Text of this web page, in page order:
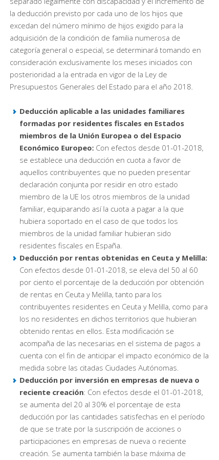
la deducción previsto por cada uno de los hijos que
excedan del número mínimo de hijos exigido para la
adquisición de la condición de familia numerosa de
categoría general o especial, se determinará tomando en
consideración exclusivamente los meses iniciados con
posterioridad a la entrada en vigor de la Ley de
Presupuestos Generales del Estado para el año 2018.
Deducción aplicable a las unidades familiares
formadas por residentes fiscales en Estados
miembros de la Unión Europea o del Espacio
Económico Europeo: Con efectos desde 01-01-2018,
se establece una deducción en cuota a favor de
aquellos contribuyentes que no pueden presentar
declaración conjunta por residir en otro estado
miembro de la UE los otros miembros de la unidad
familiar, equiparando así la cuota a pagar a la que
hubiera soportado en el caso de que todos los
miembros de la unidad familiar hubieran sido
residentes fiscales en España.
Deducción por rentas obtenidas en Ceuta y Melilla:
Con efectos desde 01-01-2018, se eleva del 50 al 60
por ciento el porcentaje de la deducción por obtención
de rentas en Ceuta y Melilla, tanto para los
contribuyentes residentes en Ceuta y Melilla, como para
los no residentes en dichos territorios que hubieran
obtenido rentas en ellos. Esta modificación se
acompaña de las necesarias en el sistema de pagos a
cuenta con el fin de anticipar el impacto económico de la
medida sobre las citadas Ciudades Autónomas.
Deducción por inversión en empresas de nueva o
reciente creación: Con efectos desde el 01-01-2018,
se aumenta del 20 al 30% el porcentaje de esta
deducción por las cantidades satisfechas en el período
de que se trate por la suscripción de acciones o
participaciones en empresas de nueva o reciente
creación. Se aumenta también la base máxima de